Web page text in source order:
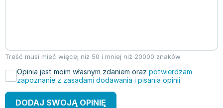
Treść musi mieć więcej niż 50 i mniej niż 20000 znaków
Opinia jest moim własnym zdaniem oraz potwierdzam
zapoznanie z zasadami dodawania i pisania opinii
DODAJ SWOJĄ OPINIĘ